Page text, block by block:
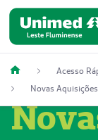
Acesso
Novas Aquisições